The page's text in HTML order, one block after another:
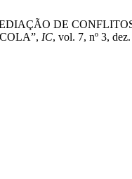
DE
IC, vol. 7, nº 3,